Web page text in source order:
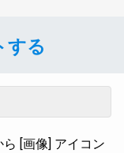
する
[画像] アイコン